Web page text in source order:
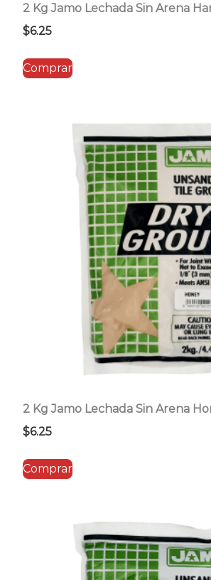
2 Kg Jamo Lechada Sin Arena
$6.25
Comprar
2 Kg Jamo Lechada Sin Arena
$6.25
Comprar